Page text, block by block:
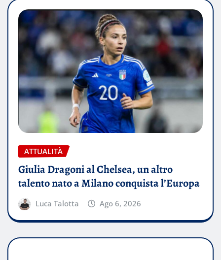
ATTUALITÀ
Giulia Dragoni al Chelsea, un altro
talento nato a Milano conquista l’Europa
Luca Talotta Ago 6, 2026